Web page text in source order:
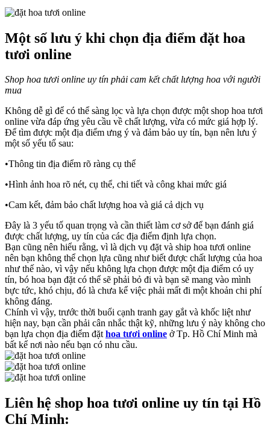
Một số lưu ý khi chọn địa điểm đặt hoa
tươi online
Shop hoa tươi online uy tín phải cam kết chất lượng hoa với người
mua
Không dễ gì để có thể sàng lọc và lựa chọn được một shop hoa tươi
online vừa đáp ứng yêu cầu về chất lượng, vừa có mức giá hợp lý.
Để tìm được một địa điểm ưng ý và đảm bảo uy tín, bạn nên lưu ý
một số yếu tố sau:
•Thông tin địa điểm rõ ràng cụ thể
•Hình ảnh hoa rõ nét, cụ thể, chi tiết và công khai mức giá
•Cam kết, đảm bảo chất lượng hoa và giá cả dịch vụ
Đây là 3 yếu tố quan trọng và cần thiết làm cơ sở để bạn đánh giá
được chất lượng, uy tín của các địa điểm định lựa chọn.
Bạn cũng nên hiểu rằng, vì là dịch vụ đặt và ship hoa tươi online
nên bạn không thể chọn lựa cũng như biết được chất lượng của hoa
như thế nào, vì vậy nếu không lựa chọn được một địa điểm có uy
tín, bó hoa bạn đặt có thể sẽ phải bỏ đi và bạn sẽ mang vào mình
bực tức, khó chịu, đó là chưa kể việc phải mất đi một khoản chi phí
không đáng.
Chính vì vậy, trước thời buổi cạnh tranh gay gắt và khốc liệt như
hiện nay, bạn cần phải cân nhắc thật kỹ, những lưu ý này không cho
bạn lựa chọn địa điểm đặthoa tươi online ở Tp. Hồ Chí Minh mà
bất kể nơi nào nếu bạn có nhu cầu.
Liên hệ shop hoa tươi online uy tín tại Hồ
Chí Minh: